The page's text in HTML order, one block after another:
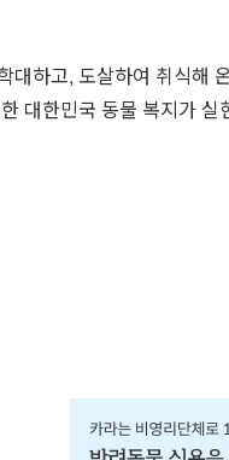
대하고, 도살하여 취식해
대한민국 동물 복지가 실